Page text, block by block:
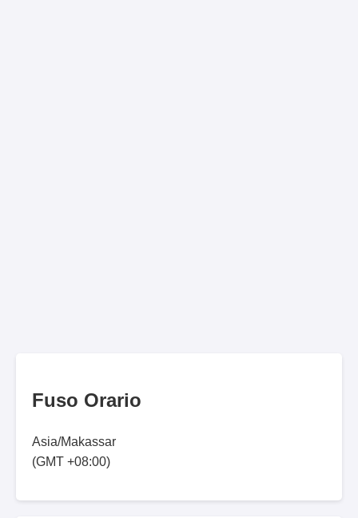
Fuso Orario
Asia/Makassar
(GMT +08:00)